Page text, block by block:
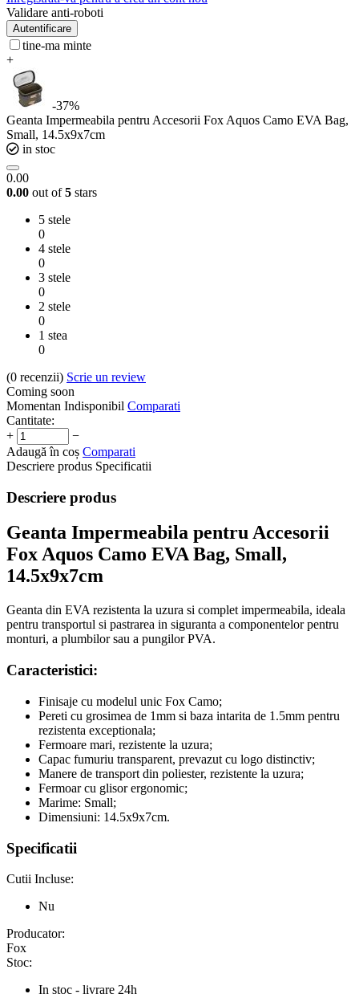
Validare anti-roboti
Autentificare
tine-ma minte
+
-37%
Geanta Impermeabila pentru Accesorii Fox Aquos Camo EVA Bag,
Small, 14.5x9x7cm
in stoc
0.00
0.00 out of5 stars
5 stele
0
4 stele
0
3 stele
0
2 stele
0
1 stea
0
(0 recenzii) Scrie un review
Coming soon
Momentan Indisponibil Comparati
Cantitate:
+
−
Adaugă în coș Comparati
Descriere produs Specificatii
Descriere produs
Geanta Impermeabila pentru Accesorii
Fox Aquos Camo EVA Bag, Small,
14.5x9x7cm
Geanta din EVA rezistenta la uzura si complet impermeabila, ideala
pentru transportul si pastrarea in siguranta a componentelor pentru
monturi, a plumbilor sau a pungilor PVA.
Caracteristici:
Finisaje cu modelul unic Fox Camo;
Pereti cu grosimea de 1mm si baza intarita de 1.5mm pentru
rezistenta exceptionala;
Fermoare mari, rezistente la uzura;
Capac fumuriu transparent, prevazut cu logo distinctiv;
Manere de transport din poliester, rezistente la uzura;
Fermoar cu glisor ergonomic;
Marime: Small;
Dimensiuni: 14.5x9x7cm.
Specificatii
Cutii Incluse:
Nu
Producator:
Fox
Stoc:
In stoc - livrare 24h